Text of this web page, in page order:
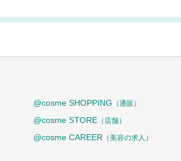
@cosme SHOPPING （通販）
@cosme STORE （店舗）
@cosme CAREER （美容の求人）